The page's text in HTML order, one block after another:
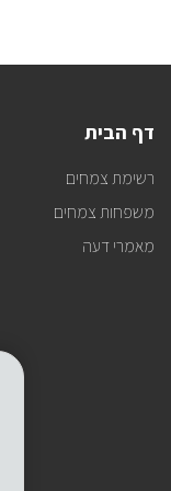
דף הבית
רשימת צמחים
משפחות צמחים
מאמרי דעה